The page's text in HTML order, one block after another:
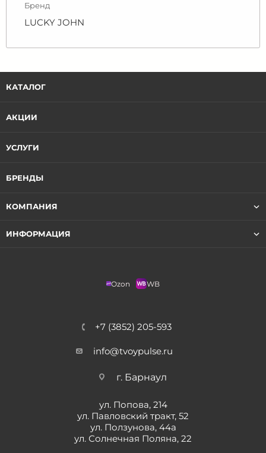
Бренд
LUCKY JOHN
КАТАЛОГ
АКЦИИ
УСЛУГИ
БРЕНДЫ
КОМПАНИЯ
ИНФОРМАЦИЯ
Ozon WB
+7 (3852) 205-593
info@tvoypulse.ru
г. Барнаул
ул. Попова, 214
ул. Павловский тракт, 52
ул. Ползунова, 44а
ул. Солнечная Поляна, 22